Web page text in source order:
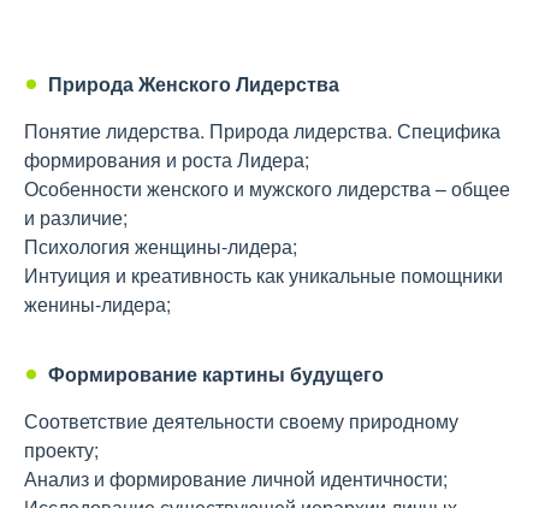
Природа Женского Лидерства
Понятие лидерства. Природа лидерства. Специфика
формирования и роста Лидера;
Особенности женского и мужского лидерства – общее
и различие;
Психология женщины-лидера;
Интуиция и креативность как уникальные помощники
женины-лидера;
Формирование картины будущего
Соответствие деятельности своему природному
проекту;
Анализ и формирование личной идентичности;